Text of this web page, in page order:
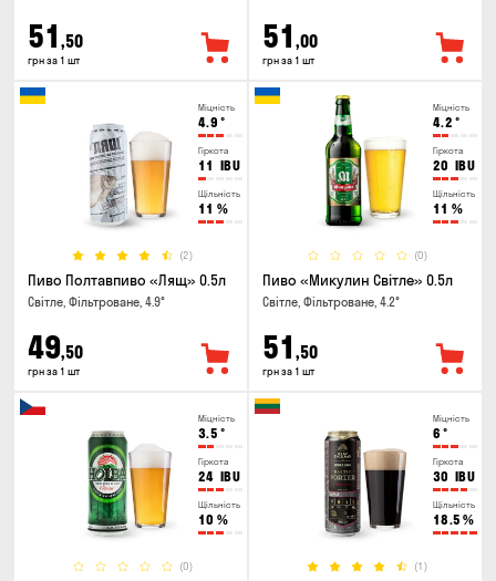
51 ,50
грн за 1 шт
51 ,00
грн за 1 шт
Міцність
4.9 °
Гіркота
11 IBU
Щільність
11 %
(2)
Пиво Полтавпиво «Лящ» 0.5л
Світле, Фільтроване, 4.9°
49,50
грн за 1 шт
Міцність
4.2 °
Гіркота
20 IBU
Щільність
11 %
(0)
Пиво «Микулин Світле» 0.5л
Світле, Фільтроване, 4.2°
51 ,50
грн за 1 шт
Міцність
3.5 °
Гіркота
24 IBU
Щільність
10 %
(0)
Міцність
6 °
Гіркота
30 IBU
Щільність
18.5 %
(1)